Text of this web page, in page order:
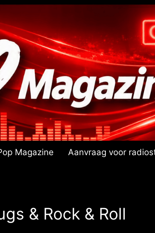
Magazine Aanvraag voor
& Rock & Roll